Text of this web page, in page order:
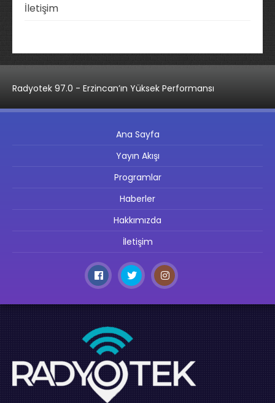
İletişim
Radyotek 97.0 - Erzincan’ın Yüksek Performansı
Ana Sayfa
Yayın Akışı
Programlar
Haberler
Hakkımızda
İletişim